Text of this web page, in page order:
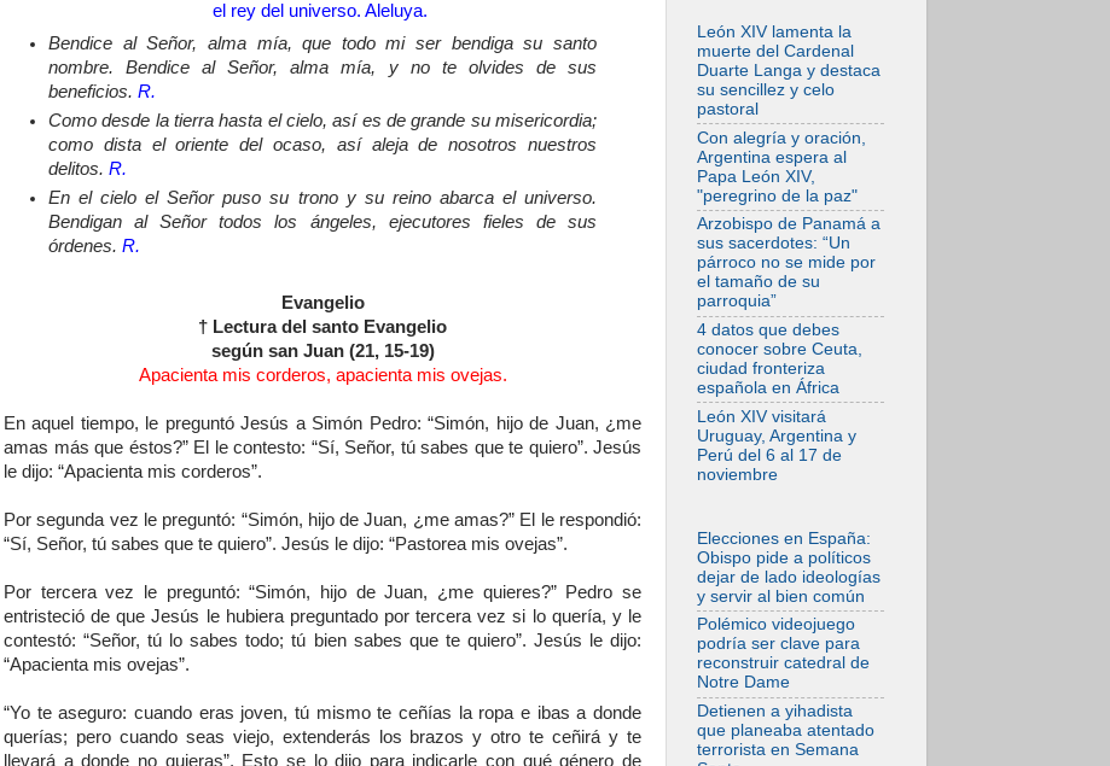
el rey del universo. Aleluya.
Bendice al Señor, alma mía, que todo mi ser bendiga su santo
nombre. Bendice al Señor, alma mía, y no te olvides de sus
beneficios.R.
Como desde la tierra hasta el cielo, así es de grande su misericordia;
como dista el oriente del ocaso, así aleja de nosotros nuestros
delitos.R.
En el cielo el Señor puso su trono y su reino abarca el universo.
Bendigan al Señor todos los ángeles, ejecutores fieles de sus
órdenes.R.
Evangelio
† Lectura del santo Evangelio
según san Juan (21, 15-19)
Apacienta mis corderos, apacienta mis ovejas.
En aquel tiempo, le preguntó Jesús a Simón Pedro: “Simón, hijo de Juan, ¿me
amas más que éstos?” El le contesto: “Sí, Señor, tú sabes que te quiero”. Jesús
le dijo: “Apacienta mis corderos”.
Por segunda vez le preguntó: “Simón, hijo de Juan, ¿me amas?” El le respondió:
“Sí, Señor, tú sabes que te quiero”. Jesús le dijo: “Pastorea mis ovejas”.
Por tercera vez le preguntó: “Simón, hijo de Juan, ¿me quieres?” Pedro se
entristeció de que Jesús le hubiera preguntado por tercera vez si lo quería, y le
contestó: “Señor, tú lo sabes todo; tú bien sabes que te quiero”. Jesús le dijo:
“Apacienta mis ovejas”.
“Yo te aseguro: cuando eras joven, tú mismo te ceñías la ropa e ibas a donde
querías; pero cuando seas viejo, extenderás los brazos y otro te ceñirá y te
llevará a donde no quieras”. Esto se lo dijo para indicarle con qué género de
de hoy
05.08.2026
En marcha hacia
Asís en nombre de
San Francisco, a la
espera de León
05.08.2026
Venezuela, Padre
Pagniello: "En
medio del dolor, una
Iglesia que no se
rinde"
05.08.2026
La Fuerza del
"Círculo de Héroes"
con el Papa en la
Audiencia General
05.08.2026
Nuncio en Ucrania:
Preocupa escuchar
a quienes bendicen
la guerra
masivo en Kyiv
durante la noche
05.08.2026
Colombo: "La visita
del Papa a
Argentina llevará un
mensaje de paz y
dignidad humana"
05.08.2026
Iglesia en Uruguay:
la visita del Papa
fortalecerá la fe y la
León XIV lamenta la
muerte del Cardenal
Duarte Langa y destaca
su sencillez y celo
pastoral
Con alegría y oración,
Argentina espera al
Papa León XIV,
"peregrino de la paz"
Arzobispo de Panamá a
sus sacerdotes: “Un
párroco no se mide por
el tamaño de su
parroquia”
4 datos que debes
conocer sobre Ceuta,
ciudad fronteriza
española en África
León XIV visitará
Uruguay, Argentina y
Perú del 6 al 17 de
noviembre
Elecciones en España:
Obispo pide a políticos
dejar de lado ideologías
y servir al bien común
Polémico videojuego
podría ser clave para
reconstruir catedral de
Notre Dame
Detienen a yihadista
que planeaba atentado
terrorista en Semana